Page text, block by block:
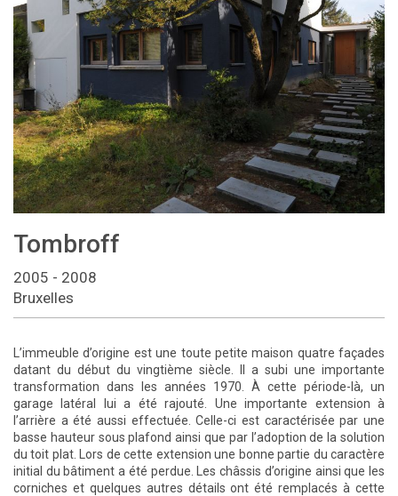
Tombroff
2005 - 2008
Bruxelles
L’immeuble d’origine est une toute petite maison quatre façades
datant du début du vingtième siècle. Il a subi une importante
transformation dans les années 1970. À cette période-là, un
garage latéral lui a été rajouté. Une importante extension à
l’arrière a été aussi effectuée. Celle-ci est caractérisée par une
basse hauteur sous plafond ainsi que par l’adoption de la solution
du toit plat. Lors de cette extension une bonne partie du caractère
initial du bâtiment a été perdue. Les châssis d’origine ainsi que les
corniches et quelques autres détails ont été remplacés à cette